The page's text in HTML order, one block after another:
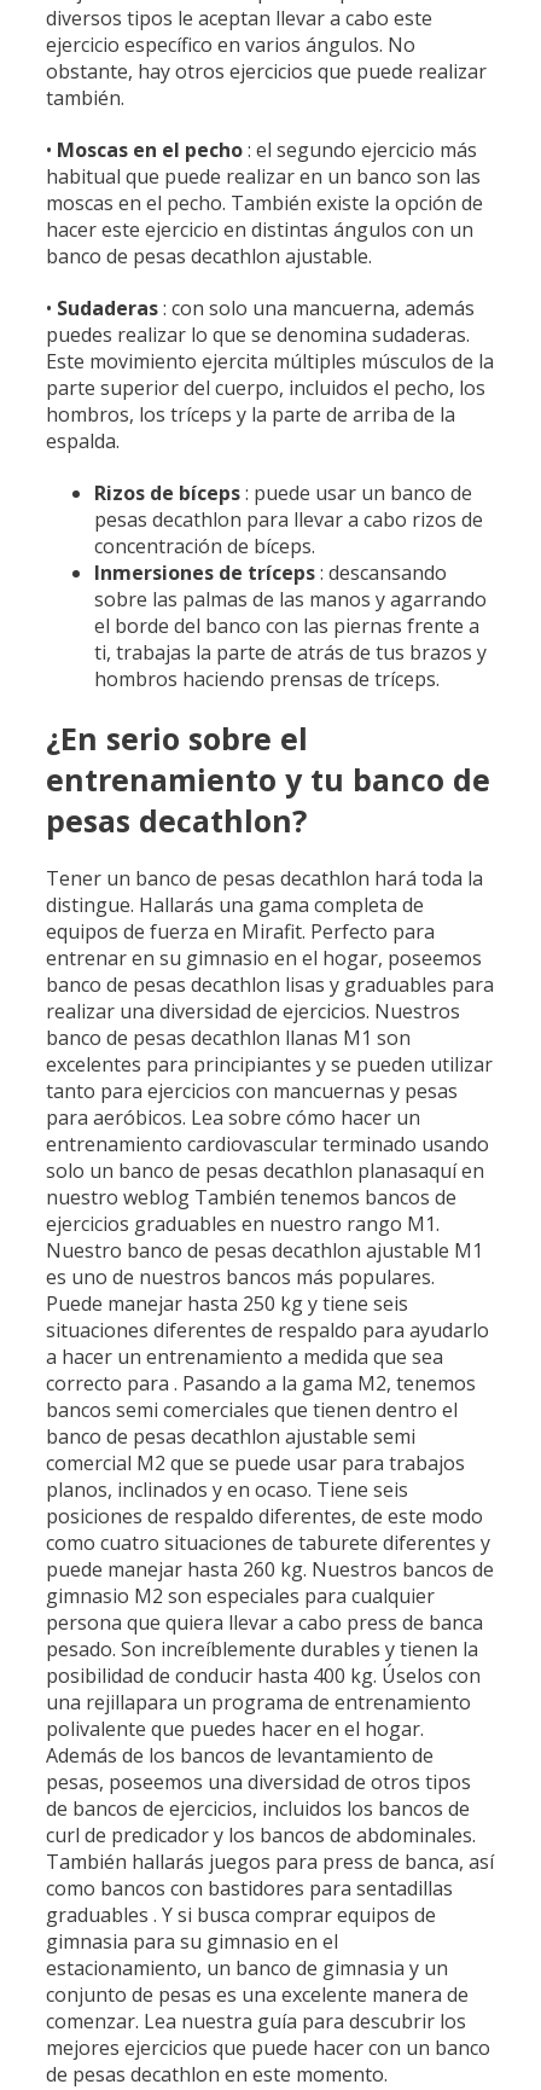
diversos tipos le aceptan llevar a cabo este
ejercicio específico en varios ángulos. No
obstante, hay otros ejercicios que puede realizar
también.
• Moscas en el pecho: el segundo ejercicio más
habitual que puede realizar en un banco son las
moscas en el pecho. También existe la opción de
hacer este ejercicio en distintas ángulos con un
banco de pesas decathlon ajustable.
• Sudaderas: con solo una mancuerna, además
puedes realizar lo que se denomina sudaderas.
Este movimiento ejercita múltiples músculos de la
parte superior del cuerpo, incluidos el pecho, los
hombros, los tríceps y la parte de arriba de la
espalda.
Rizos de bíceps: puede usar un banco de
pesas decathlon para llevar a cabo rizos de
concentración de bíceps.
Inmersiones de tríceps: descansando
sobre las palmas de las manos y agarrando
el borde del banco con las piernas frente a
ti, trabajas la parte de atrás de tus brazos y
hombros haciendo prensas de tríceps.
¿En serio sobre el
entrenamiento y tu banco de
pesas decathlon?
Tener un banco de pesas decathlon hará toda la
distingue. Hallarás una gama completa de
equipos de fuerza en Mirafit. Perfecto para
entrenar en su gimnasio en el hogar, poseemos
banco de pesas decathlon lisas y graduables para
realizar una diversidad de ejercicios. Nuestros
banco de pesas decathlon llanas M1 son
excelentes para principiantes y se pueden utilizar
tanto para ejercicios con mancuernas y pesas
para aeróbicos. Lea sobre cómo hacer un
entrenamiento cardiovascular terminado usando
solo un banco de pesas decathlon planasaquí en
nuestro weblog También tenemos bancos de
ejercicios graduables en nuestro rango M1.
Nuestro banco de pesas decathlon ajustable M1
es uno de nuestros bancos más populares.
Puede manejar hasta 250 kg y tiene seis
situaciones diferentes de respaldo para ayudarlo
a hacer un entrenamiento a medida que sea
correcto para . Pasando a la gama M2, tenemos
bancos semi comerciales que tienen dentro el
banco de pesas decathlon ajustable semi
comercial M2 que se puede usar para trabajos
planos, inclinados y en ocaso. Tiene seis
posiciones de respaldo diferentes, de este modo
como cuatro situaciones de taburete diferentes y
puede manejar hasta 260 kg. Nuestros bancos de
gimnasio M2 son especiales para cualquier
persona que quiera llevar a cabo press de banca
pesado. Son increíblemente durables y tienen la
posibilidad de conducir hasta 400 kg. Úselos con
una rejillapara un programa de entrenamiento
polivalente que puedes hacer en el hogar.
Además de los bancos de levantamiento de
pesas, poseemos una diversidad de otros tipos
de bancos de ejercicios, incluidos los bancos de
curl de predicador y los bancos de abdominales.
También hallarás juegos para press de banca, así
como bancos con bastidores para sentadillas
graduables . Y si busca comprar equipos de
gimnasia para su gimnasio en el
estacionamiento, un banco de gimnasia y un
conjunto de pesas es una excelente manera de
comenzar. Lea nuestra guía para descubrir los
mejores ejercicios que puede hacer con un banco
de pesas decathlon en este momento.